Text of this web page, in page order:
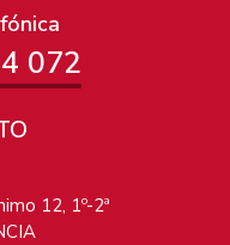
072
12, 1º-2ª